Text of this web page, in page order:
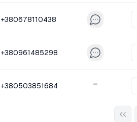
+380678110438
+380961485298
+380503851684 –